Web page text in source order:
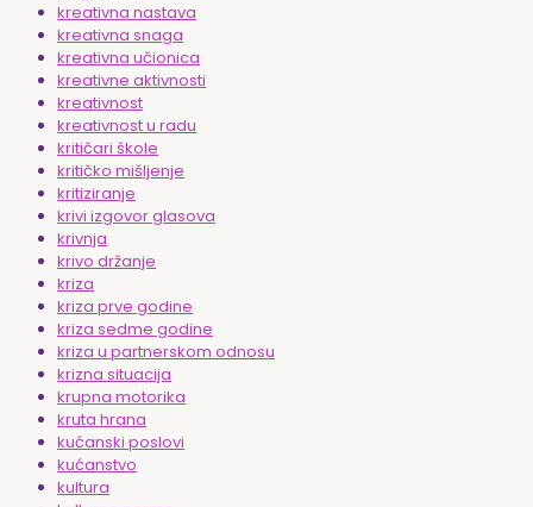
kreativna nastava
kreativna snaga
kreativna učionica
kreativne aktivnosti
kreativnost
kreativnost u radu
kritičari škole
kritičko mišljenje
kritiziranje
krivi izgovor glasova
krivnja
krivo držanje
kriza
kriza prve godine
kriza sedme godine
kriza u partnerskom odnosu
krizna situacija
krupna motorika
kruta hrana
kućanski poslovi
kućanstvo
kultura